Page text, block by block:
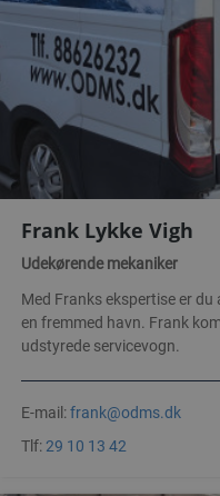
Frank Lykke Vigh
Udekørende mekaniker
Med Franks ekspertise er
en fremmed havn. Frank
udstyrede servicevogn.
E-mail:frank@odms.dk
Tlf:29 10 13 42